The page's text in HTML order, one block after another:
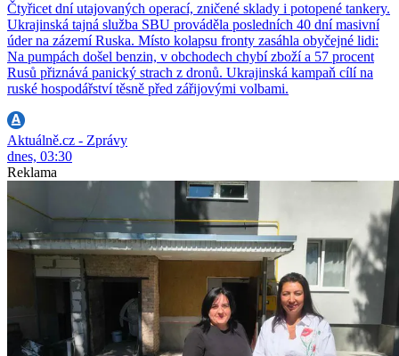
Čtyřicet dní utajovaných operací, zničené sklady i potopené tankery.
Ukrajinská tajná služba SBU prováděla posledních 40 dní masivní
úder na zázemí Ruska. Místo kolapsu fronty zasáhla obyčejné lidi:
Na pumpách došel benzin, v obchodech chybí zboží a 57 procent
Rusů přiznává panický strach z dronů. Ukrajinská kampaň cílí na
ruské hospodářství těsně před zářijovými volbami.
Aktuálně.cz - Zprávy
dnes, 03:30
Reklama